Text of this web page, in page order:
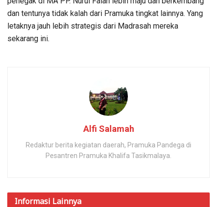
dan tentunya tidak kalah dari Pramuka tingkat lainnya. Yang
letaknya jauh lebih strategis dari Madrasah mereka
sekarang ini.
Alfi Salamah
Redaktur berita kegiatan daerah, Pramuka Pandega di
Pesantren Pramuka Khalifa Tasikmalaya.
Informasi Lainnya